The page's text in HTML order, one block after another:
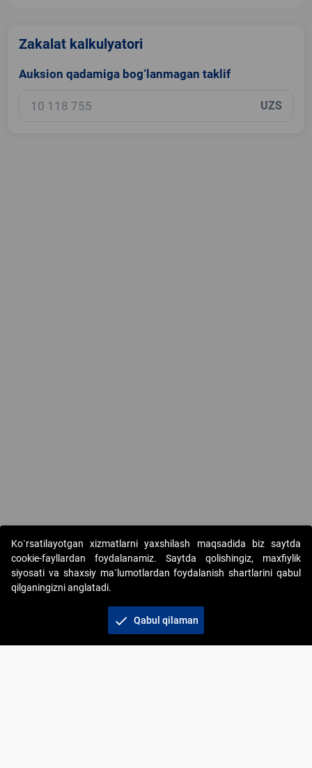
Zakalat kalkulyatori
Auksion qadamiga bog‘lanmagan taklif
UZS
Copyright © 2017-2026. "Elektron onlayn-auksionlarni
tashkil etish" AJ. Barcha huquqlar himoyalangan
Ko`rsatilayotgan xizmatlarni yaxshilash maqsadida biz saytda
cookie-fayllardan foydalanamiz. Saytda qolishingiz, maxfiylik
siyosati va shaxsiy ma`lumotlardan foydalanish shartlarini qabul
qilganingizni anglatadi.
check Qabul qilaman